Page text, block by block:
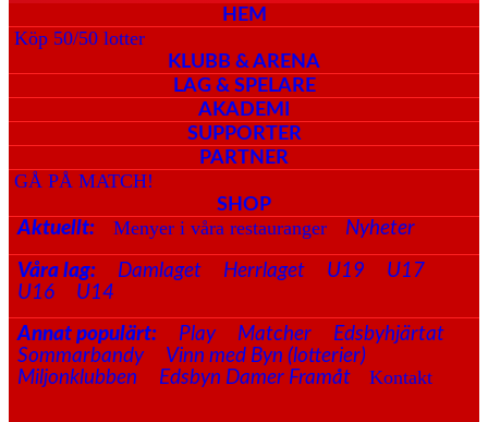
HEM
Köp 50/50 lotter
KLUBB & ARENA
LAG & SPELARE
AKADEMI
SUPPORTER
PARTNER
GÅ PÅ MATCH!
SHOP
Aktuellt: Menyer i våra restauranger Nyheter
Våra lag: Damlaget Herrlaget U19
U17
U16
U14
Annat populärt:
Play Matcher
Edsbyhjärtat
Sommarbandy
Vinn med Byn (lotterier)
Miljonklubben
Edsbyn Damer Framåt Kontakt